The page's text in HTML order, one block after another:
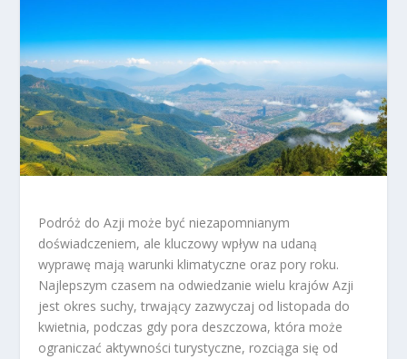
Podróż do Azji może być niezapomnianym
doświadczeniem, ale kluczowy wpływ na udaną
wyprawę mają warunki klimatyczne oraz pory roku.
Najlepszym czasem na odwiedzanie wielu krajów Azji
jest okres suchy, trwający zazwyczaj od listopada do
kwietnia, podczas gdy pora deszczowa, która może
ograniczać aktywności turystyczne, rozciąga się od